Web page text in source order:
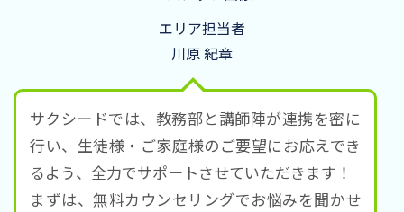
エリア担当者
川原 紀章
サクシードでは、教務部と講師陣が連携を密に
行い、生徒様・ご家庭様のご要望にお応えでき
るよう、全力でサポートさせていただきます！
まずは、無料カウンセリングでお悩みを聞かせ